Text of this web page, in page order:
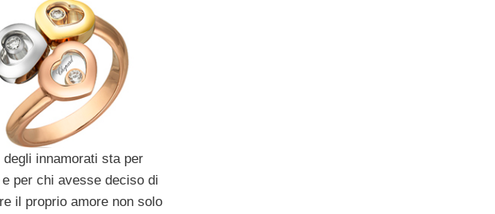
degli innamorati sta per
per chi avesse deciso di
il proprio amore non solo